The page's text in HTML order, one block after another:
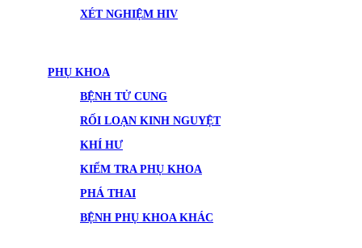
XÉT NGHIỆM HIV
PHỤ KHOA
BỆNH TỬ CUNG
RỐI LOẠN KINH NGUYỆT
KHÍ HƯ
KIỂM TRA PHỤ KHOA
PHÁ THAI
BỆNH PHỤ KHOA KHÁC